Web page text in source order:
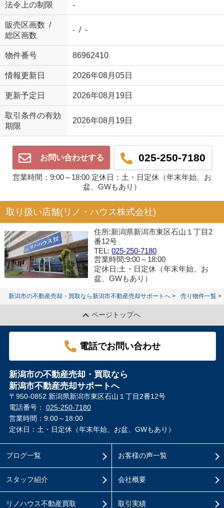
法令上の制限 -
販売区画数 /
総区画数
- / -
物件番号 86962410
情報更新日 2026年08月05日
更新予定日 2026年08月19日
取引条件の有効
期限
2026年08月19日
お問い合わせする 025-250-7180
営業時間：9:00～18:00 定休日：土・日定休（年末年始、お
盆、GWもあり）
取り扱い店舗(リノ・ハウス株式会社)
住所:新潟県新潟市東区石山１丁目2
番12号
TEL:025-250-7180
営業時間:9:00～18:00
定休日:土・日定休（年末年始、お
盆、GWもあり）
新潟市の不動産売却・買取なら新潟市不動産売却サポートへ 売り物件一覧
ページトップへ
電話でお問い合わせ
新潟市の不動産売却・買取なら
新潟市不動産売却サポートへ
〒950-0852 新潟県新潟市東区石山１丁目2番12号
電話番号： 025-250-7180
営業時間：9:00～18:00
定休日：土・日定休（年末年始、お盆、GWもあり）
ブログ一覧
スタッフ紹介
リノハウス不動産買取
お客様の声一覧
会社概要
取引実績